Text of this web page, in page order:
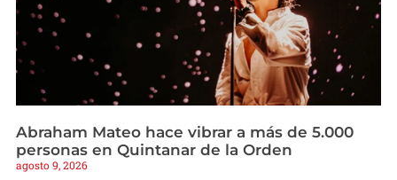
Abraham Mateo hace vibrar a más de 5.000
personas en Quintanar de la Orden
agosto 9, 2026